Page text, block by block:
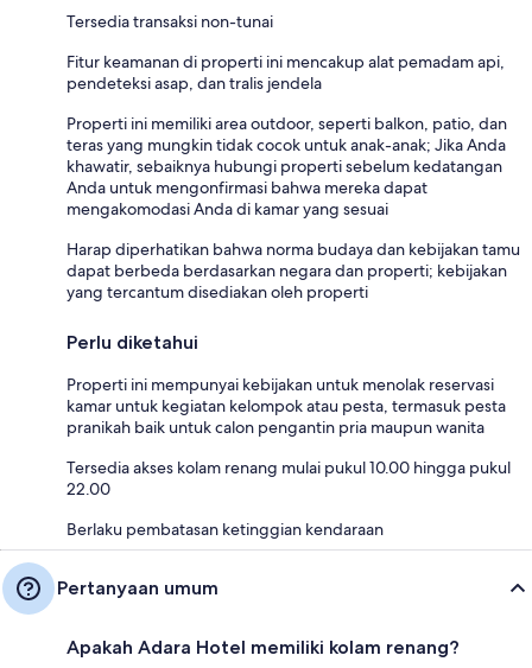
Tersedia transaksi non-tunai
Fitur keamanan di properti ini mencakup alat pemadam api,
pendeteksi asap, dan tralis jendela
Properti ini memiliki area outdoor, seperti balkon, patio, dan
teras yang mungkin tidak cocok untuk anak-anak; Jika Anda
khawatir, sebaiknya hubungi properti sebelum kedatangan
Anda untuk mengonfirmasi bahwa mereka dapat
mengakomodasi Anda di kamar yang sesuai
Harap diperhatikan bahwa norma budaya dan kebijakan tamu
dapat berbeda berdasarkan negara dan properti; kebijakan
yang tercantum disediakan oleh properti
Perlu diketahui
Properti ini mempunyai kebijakan untuk menolak reservasi
kamar untuk kegiatan kelompok atau pesta, termasuk pesta
pranikah baik untuk calon pengantin pria maupun wanita
Tersedia akses kolam renang mulai pukul 10.00 hingga pukul
22.00
Berlaku pembatasan ketinggian kendaraan
Pertanyaan umum
Apakah Adara Hotel memiliki kolam renang?